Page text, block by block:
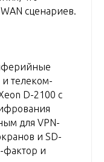
сценариев.
телеком-
D-2100 с
для VPN-
и SD-
фактор и